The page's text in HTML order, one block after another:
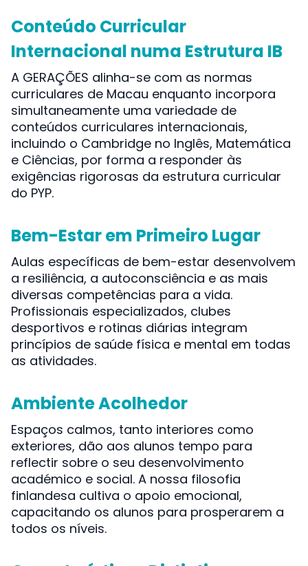
Conteúdo Curricular
Internacional numa Estrutura IB
A GERAÇÕES alinha-se com as normas
curriculares de Macau enquanto incorpora
simultaneamente uma variedade de
conteúdos curriculares internacionais,
incluindo o Cambridge no Inglês, Matemática
e Ciências, por forma a responder às
exigências rigorosas da estrutura curricular
do PYP.
Bem-Estar em Primeiro Lugar
Aulas específicas de bem-estar desenvolvem
a resiliência, a autoconsciência e as mais
diversas competências para a vida.
Profissionais especializados, clubes
desportivos e rotinas diárias integram
princípios de saúde física e mental em todas
as atividades.
Ambiente Acolhedor
Espaços calmos, tanto interiores como
exteriores, dão aos alunos tempo para
reflectir sobre o seu desenvolvimento
académico e social. A nossa filosofia
finlandesa cultiva o apoio emocional,
capacitando os alunos para prosperarem a
todos os níveis.